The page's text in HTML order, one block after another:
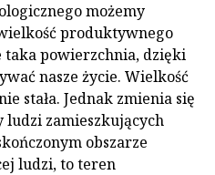
możemy
produktywnego
taka powierzchnia, dzięki
nasze życie. Wielkość
stała. Jednak zmienia się
ludzi zamieszkujących
obszarze
ludzi, to teren